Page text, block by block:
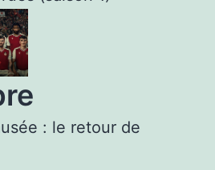
: le retour de